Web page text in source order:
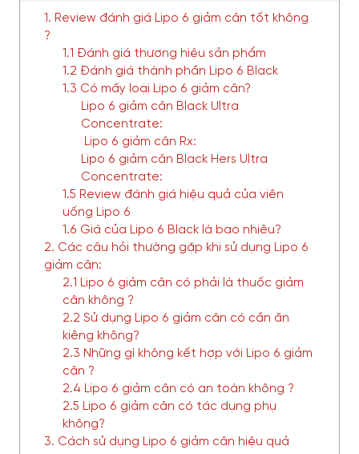
1. Review đánh giá Lipo 6 giảm cân tốt không
?
1.1 Đánh giá thương hiệu sản phẩm
1.2 Đánh giá thành phần Lipo 6 Black
1.3 Có mấy loại Lipo 6 giảm cân?
Lipo 6 giảm cân Black Ultra
Concentrate:
Lipo 6 giảm cân Rx:
Lipo 6 giảm cân Black Hers Ultra
Concentrate:
1.5 Review đánh giá hiệu quả của viên
uống Lipo 6
1.6 Giá của Lipo 6 Black là bao nhiêu?
2. Các câu hỏi thường gặp khi sử dụng Lipo 6
giảm cân:
2.1 Lipo 6 giảm cân có phải là thuốc giảm
cân không ?
2.2 Sử dụng Lipo 6 giảm cân có cần ăn
kiêng không?
2.3 Những gì không kết hợp với Lipo 6 giảm
cân ?
2.4 Lipo 6 giảm cân có an toàn không ?
2.5 Lipo 6 giảm cân có tác dụng phụ
không?
3. Cách sử dụng Lipo 6 giảm cân hiệu quả